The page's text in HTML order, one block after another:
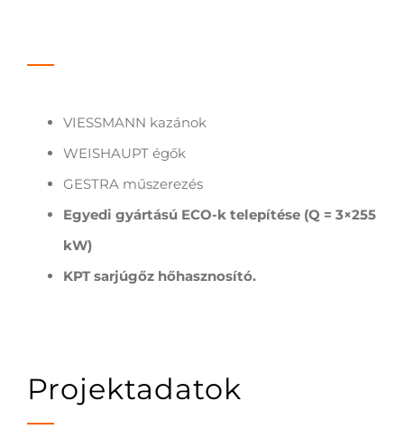
VIESSMANN kazánok
WEISHAUPT égők
GESTRA műszerezés
Egyedi gyártású ECO-k telepítése (Q = 3×255
kW)
KPT sarjúgőz hőhasznosító.
Projektadatok